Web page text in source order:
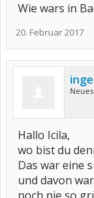
Wie wars in
20. Februar 2017
Hallo Icila,
wo bist du
Das war eine
und davon